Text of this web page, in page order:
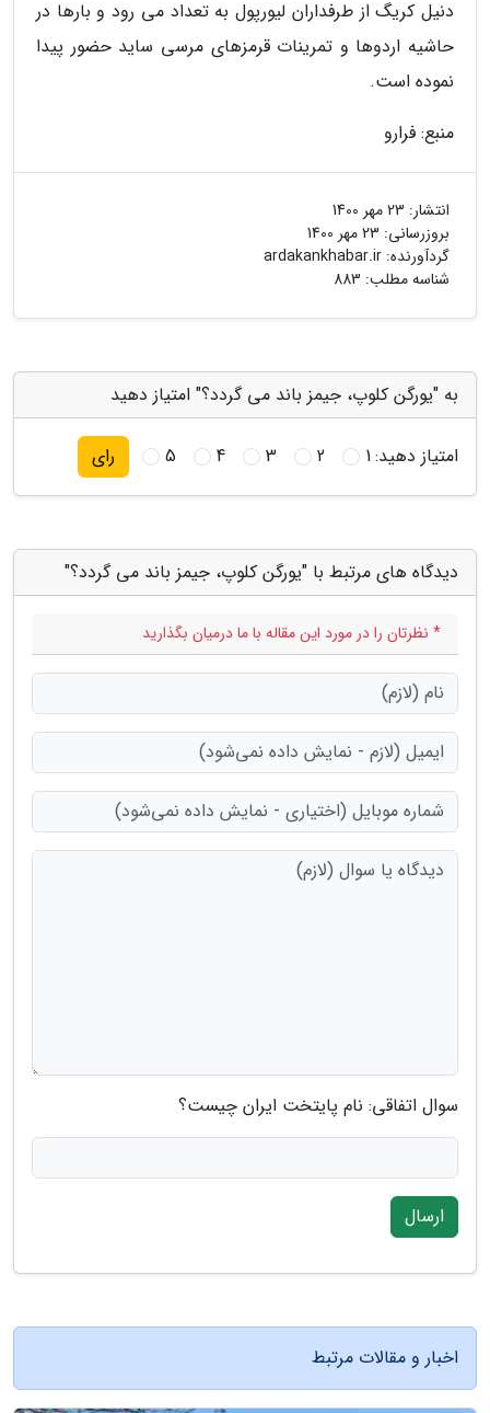
دنیل کریگ از طرفداران لیورپول به تعداد می رود و بارها در
حاشیه اردوها و تمرینات قرمزهای مرسی ساید حضور پیدا
نموده است.
منبع: فرارو
انتشار: 23 مهر 1400
بروزرسانی: 23 مهر 1400
گردآورنده: ardakankhabar.ir
شناسه مطلب: 883
به "یورگن کلوپ، جیمز باند می گردد؟" امتیاز دهید
امتیاز دهید:1
2
3
4
5 رای
دیدگاه های مرتبط با "یورگن کلوپ، جیمز باند می گردد؟"
* نظرتان را در مورد این مقاله با ما درمیان بگذارید
سوال اتفاقی: نام پایتخت ایران چیست؟
ارسال
اخبار و مقالات مرتبط